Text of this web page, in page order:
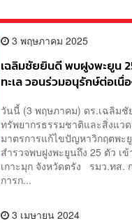
3 พฤษภาคม 2025
เฉลิมชัยยินดี พบฝูงพะยูน
ทะเล วอนร่วมอนุรักษ์ต่อเนื่
วันนี้ (3 พฤษภาคม) ดร.เฉลิมชั
ทรัพยากรธรรมชาติและสิ่งแว
มาตรการแก้ไขปัญหาวิกฤตพะ
สำรวจพบฝูงพะยูนถึง 25 ตัว เ
เกาะมุก จังหวัดตรัง รมว.ทส.
การก...
3 เมษายน 2024